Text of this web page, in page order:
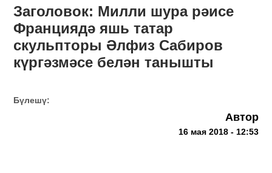
Заголовок: Милли шура рәисе
Франциядә яшь татар
скульпторы Әлфиз Сабиров
күргәзмәсе белән танышты
Бүлешү:
Автор
16 мая 2018 - 12:53